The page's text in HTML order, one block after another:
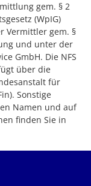
gem. § 2
(WpIG)
Vermittler gem. §
und unter der
GmbH. Die NFS
über die
für
Sonstige
Namen und auf
finden Sie in